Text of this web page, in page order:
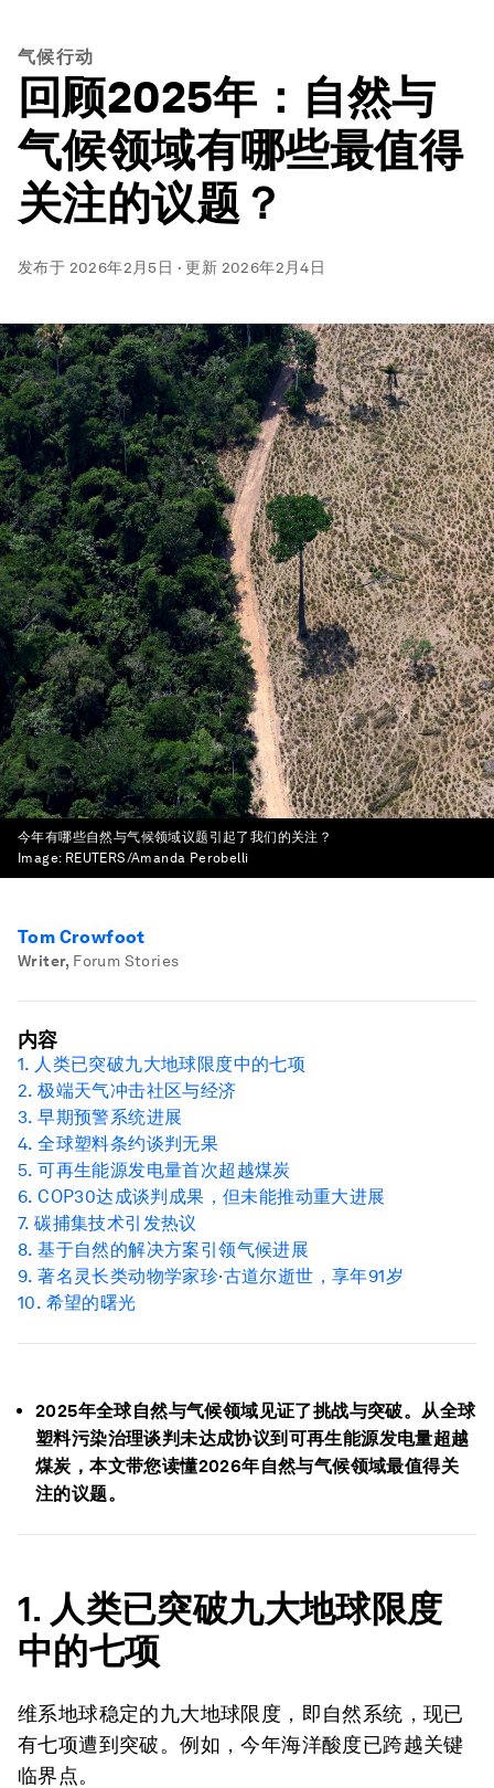
气候行动
回顾2025年：自然与
气候领域有哪些最值得
关注的议题？
发布于 2026年2月5日 ·更新 2026年2月4日
今年有哪些自然与气候领域议题引起了我们的关注？
Image: REUTERS/Amanda Perobelli
Tom Crowfoot
Writer, Forum Stories
2025年全球自然与气候领域见证了挑战与突破。从全球
塑料污染治理谈判未达成协议到可再生能源发电量超越
煤炭，本文带您读懂2026年自然与气候领域最值得关
注的议题。
1. 人类已突破九大地球限度
中的七项
维系地球稳定的九大地球限度，即自然系统，现已
有七项遭到突破。例如，今年海洋酸度已跨越关键
临界点。
内容
1. 人类已突破九大地球限度中的七项
2. 极端天气冲击社区与经济
3. 早期预警系统进展
4. 全球塑料条约谈判无果
5. 可再生能源发电量首次超越煤炭
6. COP30达成谈判成果，但未能推动重大进展
7.碳捕集技术引发热议
8. 基于自然的解决方案引领气候进展
9. 著名灵长类动物学家珍·古道尔逝世，享年91岁
10. 希望的曙光